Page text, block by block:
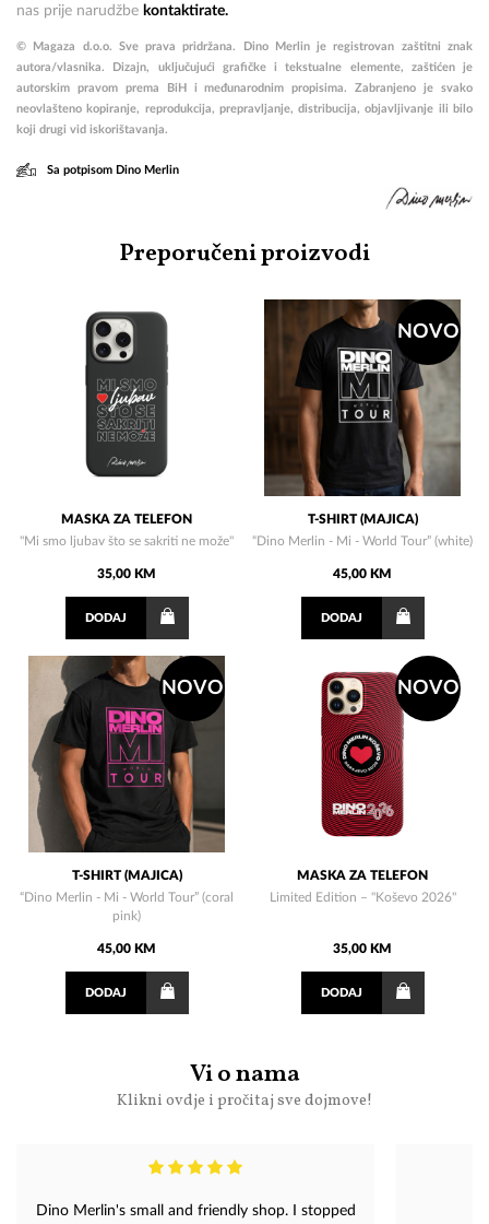
nas prije narudžbe kontaktirate.
© Magaza d.o.o. Sve prava pridržana. Dino Merlin je registrovan zaštitni znak
autora/vlasnika. Dizajn, uključujući grafičke i tekstualne elemente, zaštićen je
autorskim pravom prema BiH i međunarodnim propisima. Zabranjeno je svako
neovlašteno kopiranje, reprodukcija, prepravljanje, distribucija, objavljivanje ili bilo
koji drugi vid iskorištavanja.
Sa potpisom Dino Merlin
Preporučeni proizvodi
MASKA ZA TELEFON
"Mi smo ljubav što se sakriti ne može"
35,00 KM
DODAJ
NOVO
T-SHIRT (MAJICA)
“Dino Merlin - Mi - World Tour” (white)
45,00 KM
DODAJ
NOVO
T-SHIRT (MAJICA)
“Dino Merlin - Mi - World Tour” (coral
pink)
45,00 KM
DODAJ
NOVO
MASKA ZA TELEFON
Limited Edition – "Koševo 2026"
35,00 KM
DODAJ
Vi o nama
Klikni ovdje i pročitaj sve dojmove!
Dino Merlin's small and friendly shop. I stopped